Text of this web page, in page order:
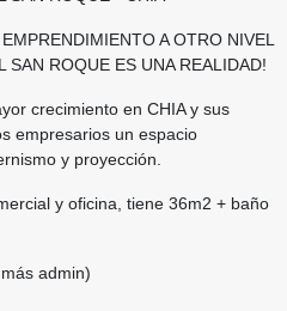
A OTRO NIVEL
SAN ROQUE ES UNA REALIDAD!
crecimiento en CHIA y sus
empresarios un espacio
y proyección.
y oficina, tiene 36m2 + baño
admin)